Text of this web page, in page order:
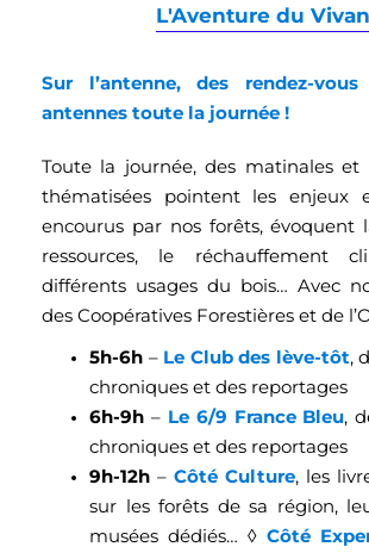
L'Aventure du
Sur l’antenne, des rendez-
antennes toute la journée !
Toute la journée, des matinales et
thématisées pointent les enjeux
encourus par nos forêts, évoquent
ressources, le réchauffement
différents usages du bois… Avec
des Coopératives Forestières et de
5h-6h – Le Club des lève-tôt,
chroniques et des reportages
6h-9h – Le 6/9 France Bleu,
chroniques et des reportages
9h-12h – Côté Culture, les
sur les forêts de sa région,
musées dédiés… ◊Côté